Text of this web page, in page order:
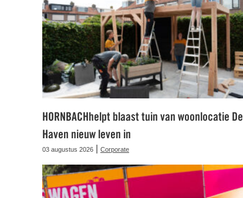
HORNBACHhelpt blaast tuin van woonlocatie De
Haven nieuw leven in
03 augustus 2026 Corporate